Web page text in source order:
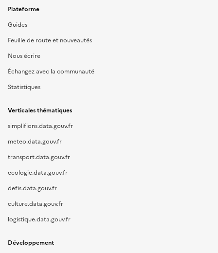
Plateforme
Guides
Feuille de route et nouveautés
Nous écrire
Échangez avec la communauté
Statistiques
Verticales thématiques
simplifions.data.gouv.fr
meteo.data.gouv.fr
transport.data.gouv.fr
ecologie.data.gouv.fr
defis.data.gouv.fr
culture.data.gouv.fr
logistique.data.gouv.fr
Développement